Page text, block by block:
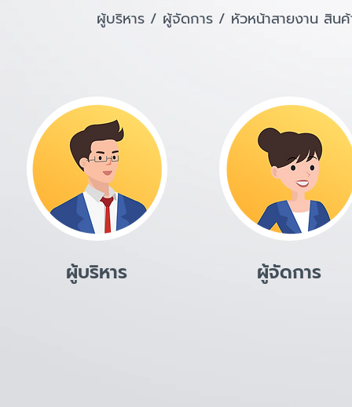
ผู้บริหาร / ผู้จัดการ / หัวหน้าสายงาน สิน
ผู้บริหาร ผู้จัดการ